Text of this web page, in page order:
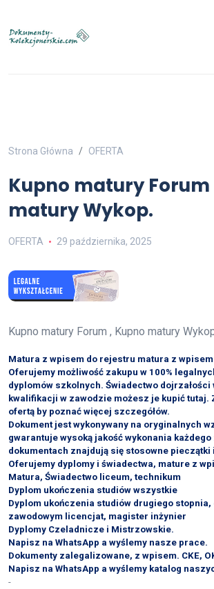
Strona Główna OFERTA
Kupno matury Forum
matury Wykop.
OFERTA 29 października, 2025
Kupno matury Forum , Kupno matury
Matura z wpisem do rejestru matura z
Oferujemy możliwość zakupu w 100%
dyplomów szkolnych. Świadectwo dojrzałości
kwalifikacji w zawodzie możesz je kupić tutaj.
ofertą by poznać więcej szczegółów.
Dokument jest wykonywany na oryginalnych
gwarantuje wysoką jakość wykonania
dokumentach znajdują się stosowne
Oferujemy dyplomy i świadectwa, mature z
Matura, Świadectwo liceum, technikum
Dyplom ukończenia studiów wszystkie
Dyplom ukończenia studiów drugiego stopnia,
zawodowym licencjat, magister inżynier
Dyplomy Czeladnicze i Mistrzowskie.
Napisz na WhatsApp a wyślemy nasze prace.
Dokumenty zalegalizowane, z wpisem. CKE,
Napisz na WhatsApp a wyślemy katalog
-